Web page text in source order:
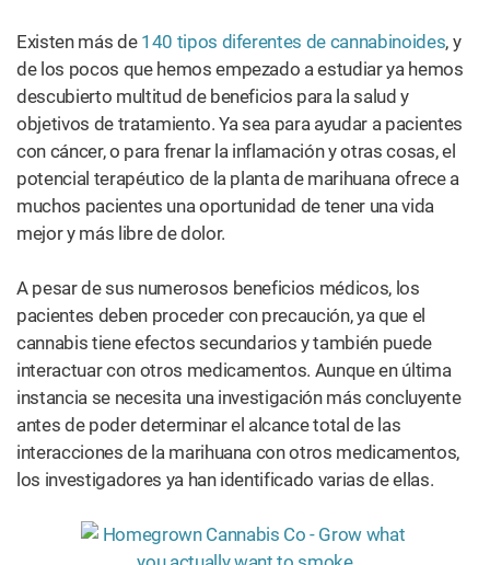
Existen más de 140 tipos diferentes de cannabinoides, y
de los pocos que hemos empezado a estudiar ya hemos
descubierto multitud de beneficios para la salud y
objetivos de tratamiento. Ya sea para ayudar a pacientes
con cáncer, o para frenar la inflamación y otras cosas, el
potencial terapéutico de la planta de marihuana ofrece a
muchos pacientes una oportunidad de tener una vida
mejor y más libre de dolor.
A pesar de sus numerosos beneficios médicos, los
pacientes deben proceder con precaución, ya que el
cannabis tiene efectos secundarios y también puede
interactuar con otros medicamentos. Aunque en última
instancia se necesita una investigación más concluyente
antes de poder determinar el alcance total de las
interacciones de la marihuana con otros medicamentos,
los investigadores ya han identificado varias de ellas.